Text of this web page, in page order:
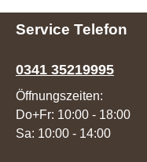
Service Telefon
0341 35219995
Öffnungszeiten:
Do+Fr: 10:00 - 18:00
Sa: 10:00 - 14:00